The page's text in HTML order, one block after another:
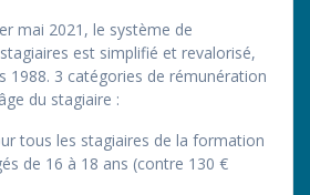
mai 2021, le système de
est simplifié et revalorisé,
1988. 3 catégories de rémunération
du stagiaire :
tous les stagiaires de la formation
de 16 à 18 ans (contre 130 €